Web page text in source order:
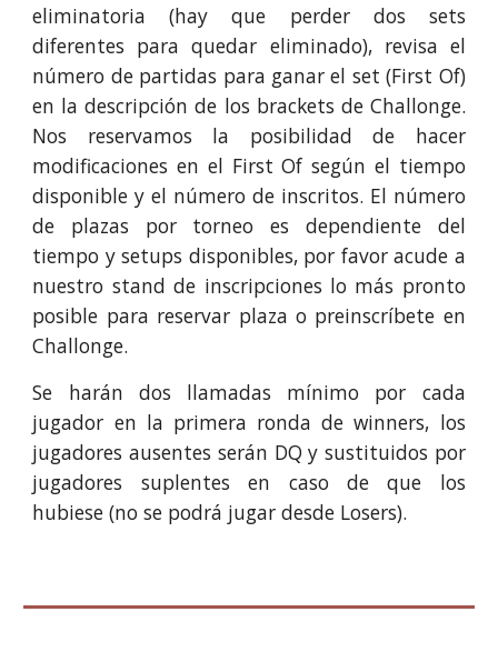
eliminatoria (hay que perder dos sets
diferentes para quedar eliminado), revisa el
número de partidas para ganar el set (First Of)
en la descripción de los brackets de Challonge.
Nos reservamos la posibilidad de hacer
modificaciones en el First Of según el tiempo
disponible y el número de inscritos. El número
de plazas por torneo es dependiente del
tiempo y setups disponibles, por favor acude a
nuestro stand de inscripciones lo más pronto
posible para reservar plaza o preinscríbete en
Challonge.
Se harán dos llamadas mínimo por cada
jugador en la primera ronda de winners, los
jugadores ausentes serán DQ y sustituidos por
jugadores suplentes en caso de que los
hubiese (no se podrá jugar desde Losers).